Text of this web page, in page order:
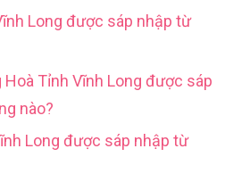
Long được sáp nhập từ
Tỉnh Vĩnh Long được sáp
nào?
Long được sáp nhập từ